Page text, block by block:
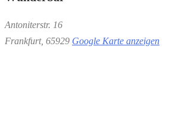
Antoniterstr. 16
Frankfurt, 65929 Google Karte anzeigen